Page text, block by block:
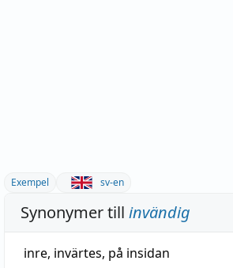
Exempel sv-en
Synonymer till invändig
inre, invärtes, på insidan